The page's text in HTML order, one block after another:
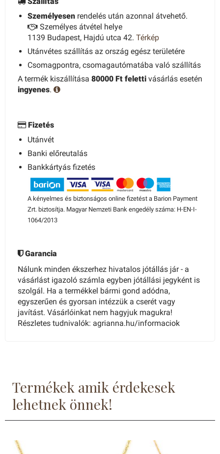
Személyesen rendelés után azonnal átvehető.
Személyes átvétel helye
1139 Budapest, Hajdú utca 42. Térkép
Utánvétes szállítás az ország egész területére
Csomagpontra, csomagautómatába való szállítás
A termék kiszállítása 80000 Ft feletti vásárlás esetén
ingyenes.
Fizetés
Utánvét
Banki előreutalás
Bankkártyás fizetés
A kényelmes és biztonságos online fizetést a Barion Payment
Zrt. biztosítja. Magyar Nemzeti Bank engedély száma: H-EN-I-
1064/2013
Garancia
Nálunk minden ékszerhez hivatalos jótállás jár - a
vásárlást igazoló számla egyben jótállási jegyként is
szolgál. Ha a termékkel bármi gond adódna,
egyszerűen és gyorsan intézzük a cserét vagy
javítást. Vásárlóinkat nem hagyjuk magukra!
Részletes tudnivalók: agrianna.hu/informaciok
Termékek amik érdekesek
lehetnek önnek!